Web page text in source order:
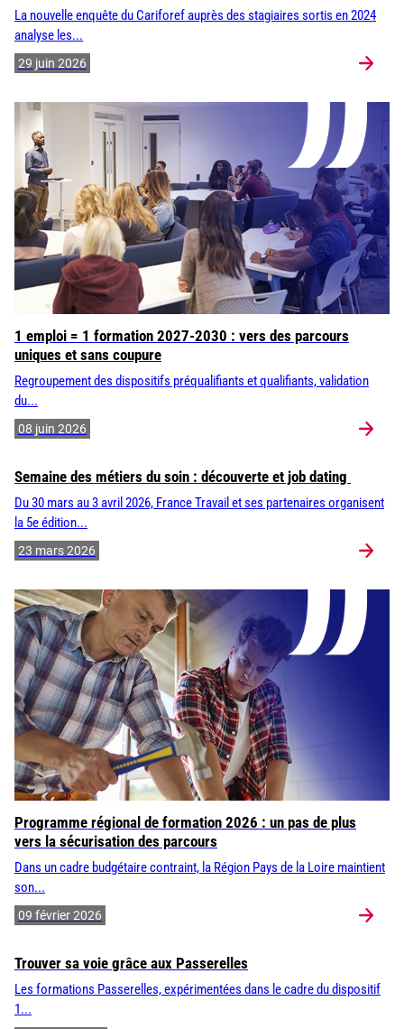
La nouvelle enquête du Cariforef auprès des stagiaires sortis en 2024
analyse les...
29 juin 2026
1 emploi = 1 formation 2027-2030 : vers des parcours
uniques et sans coupure
Regroupement des dispositifs préqualifiants et qualifiants, validation
du...
08 juin 2026
Semaine des métiers du soin : découverte et job dating
Du 30 mars au 3 avril 2026, France Travail et ses partenaires organisent
la 5e édition...
23 mars 2026
Programme régional de formation 2026 : un pas de plus
vers la sécurisation des parcours
Dans un cadre budgétaire contraint, la Région Pays de la Loire maintient
son...
09 février 2026
Trouver sa voie grâce aux Passerelles
Les formations Passerelles, expérimentées dans le cadre du dispositif
1...